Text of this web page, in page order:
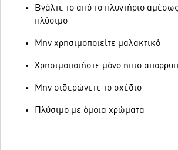
Βγάλτε το από το πλυντήριο
πλύσιμο
Μην χρησιμοποιείτε μαλακτικό
Χρησιμοποιήστε μόνο ήπιο
Μην σιδερώνετε το σχέδιο
Πλύσιμο με όμοια χρώματα